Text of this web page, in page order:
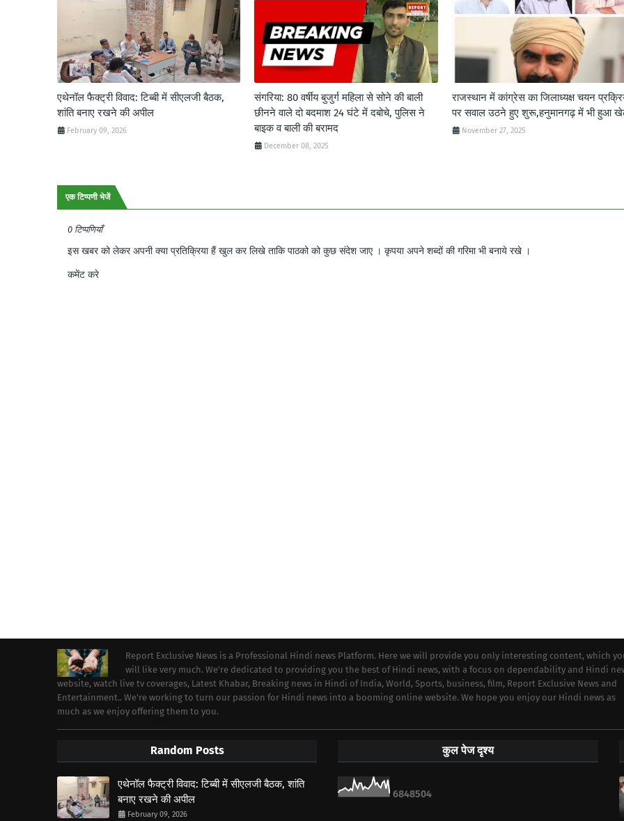
एथेनॉल फैक्ट्री विवाद: टिब्बी में सीएलजी बैठक,
शांति बनाए रखने की अपील
February 09, 2026
संगरिया: 80 वर्षीय बुजुर्ग महिला से सोने की बाली
छीनने वाले दो बदमाश 24 घंटे में दबोचे, पुलिस ने
बाइक व बाली की बरामद
December 08, 2025
राजस्थान में कांग्रेस का जिलाध्यक्ष चयन
पर सवाल उठने हुए शुरू,हनुमानगढ़ में भी हुआ
November 27, 2025
एक टिप्पणी भेजें
0 टिप्पणियाँ
इस खबर को लेकर अपनी क्या प्रतिक्रिया हैं खुल कर लिखे ताकि पाठको को कुछ संदेश जाए । कृपया अपने शब्दों की गरिमा भी बनाये रखे ।
कमेंट करे
Report Exclusive News is a Professional Hindi news Platform. Here we will provide you only interesting content, which
will like very much. We're dedicated to providing you the best of Hindi news, with a focus on dependability and Hindi
website, watch live tv coverages, Latest Khabar, Breaking news in Hindi of India, World, Sports, business, film, Report Exclusive News and
Entertainment.. We're working to turn our passion for Hindi news into a booming online website. We hope you enjoy our Hindi news as
much as we enjoy offering them to you.
Random Posts
एथेनॉल फैक्ट्री विवाद: टिब्बी में सीएलजी बैठक, शांति
बनाए रखने की अपील
February 09, 2026
कुल पेज दृश्य
6848504